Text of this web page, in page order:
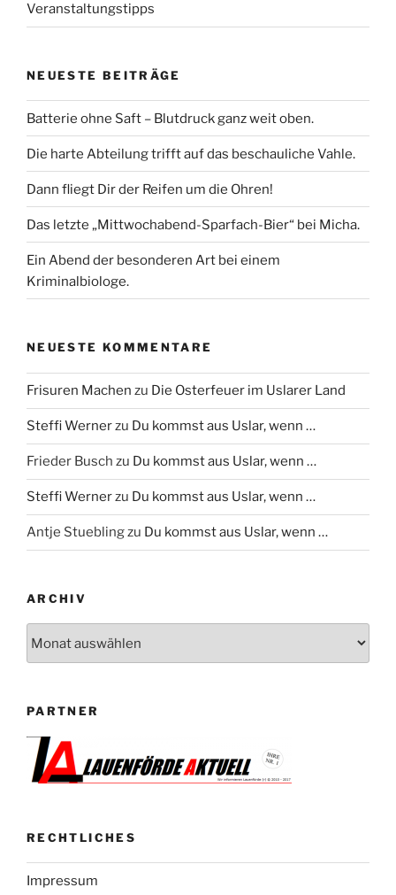
Veranstaltungstipps
NEUESTE BEITRÄGE
Batterie ohne Saft – Blutdruck ganz weit oben.
Die harte Abteilung trifft auf das beschauliche Vahle.
Dann fliegt Dir der Reifen um die Ohren!
Das letzte „Mittwochabend-Sparfach-Bier“ bei Micha.
Ein Abend der besonderen Art bei einem
Kriminalbiologe.
NEUESTE KOMMENTARE
Frisuren Machen zu Die Osterfeuer im Uslarer Land
Steffi Wernerzu Du kommst aus Uslar, wenn …
Frieder Busch zu Du kommst aus Uslar, wenn …
Steffi Wernerzu Du kommst aus Uslar, wenn …
Antje Stueblingzu Du kommst aus Uslar, wenn …
ARCHIV
PARTNER
RECHTLICHES
Impressum